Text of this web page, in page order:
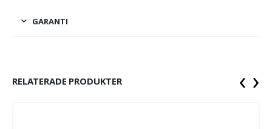
GARANTI
RELATERADE PRODUKTER ‹ ›